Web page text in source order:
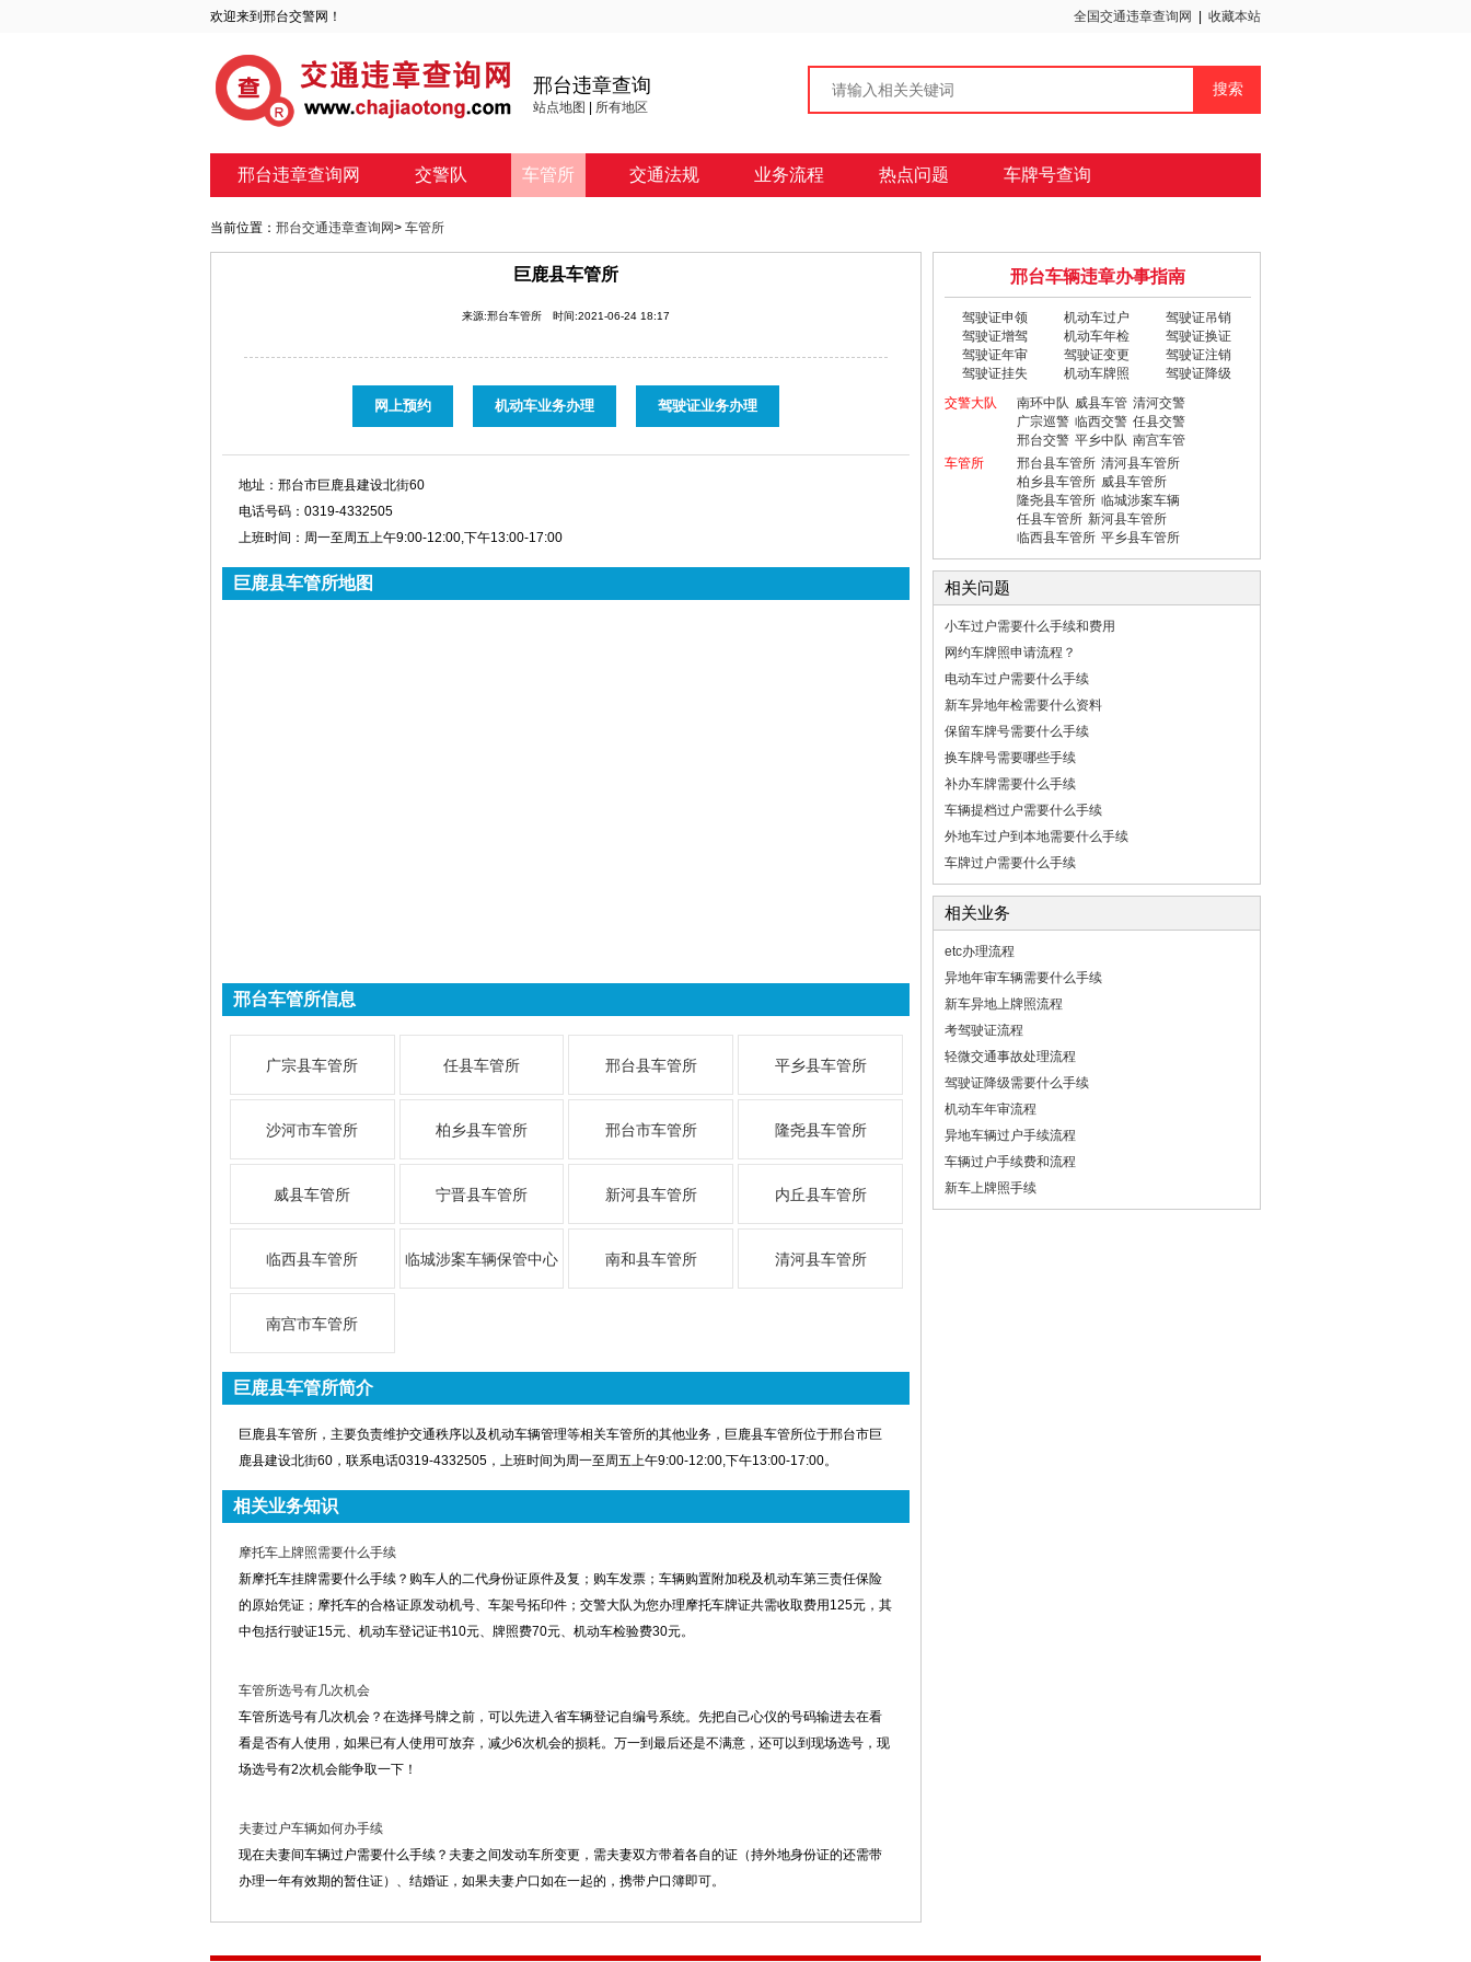
欢迎来到邢台交警网！ 全国交通违章查询网 收藏本站
邢台违章查询
站点地图 所有地区
邢台违章查询网 交警队 车管所 交通法规 业务流程 热点问题 车牌号查询
当前位置： 邢台交通违章查询网> 车管所
巨鹿县车管所
来源:邢台车管所 时间:2021-06-24 18:17
网上预约 机动车业务办理 驾驶证业务办理
地址： 邢台市巨鹿县建设北街60
电话号码： 0319-4332505
上班时间： 周一至周五上午9:00-12:00,下午13:00-17:00
巨鹿县车管所地图
邢台车管所信息
广宗县车管所 任县车管所 邢台县车管所 平乡县车管所
沙河市车管所 柏乡县车管所 邢台市车管所 隆尧县车管所
威县车管所 宁晋县车管所 新河县车管所 内丘县车管所
临西县车管所 临城涉案车辆保管中心 南和县车管所 清河县车管所
南宫市车管所
巨鹿县车管所简介
巨鹿县车管所，主要负责维护交通秩序以及机动车辆管理等相关车管所的其他业务，巨鹿县车管所位于邢台市巨
鹿县建设北街60，联系电话0319-4332505，上班时间为周一至周五上午9:00-12:00,下午13:00-17:00。
相关业务知识
摩托车上牌照需要什么手续
新摩托车挂牌需要什么手续？购车人的二代身份证原件及复；购车发票；车辆购置附加税及机动车第三责任保险
的原始凭证；摩托车的合格证原发动机号、车架号拓印件；交警大队为您办理摩托车牌证共需收取费用125元，其
中包括行驶证15元、机动车登记证书10元、牌照费70元、机动车检验费30元。
车管所选号有几次机会
车管所选号有几次机会？在选择号牌之前，可以先进入省车辆登记自编号系统。先把自己心仪的号码输进去在看
看是否有人使用，如果已有人使用可放弃，减少6次机会的损耗。万一到最后还是不满意，还可以到现场选号，现
场选号有2次机会能争取一下！
夫妻过户车辆如何办手续
现在夫妻间车辆过户需要什么手续？夫妻之间发动车所变更，需夫妻双方带着各自的证（持外地身份证的还需带
办理一年有效期的暂住证）、结婚证，如果夫妻户口如在一起的，携带户口簿即可。
邢台车辆违章办事指南
驾驶证申领 机动车过户
驾驶证吊销
驾驶证增驾
机动车年检
驾驶证换证
驾驶证年审
驾驶证变更
驾驶证注销
驾驶证挂失
机动车牌照
驾驶证降级
交警大队
南环中队 威县车管 清河交警
广宗巡警 临西交警 任县交警
邢台交警 平乡中队 南宫车管
车管所
邢台县车管所 清河县车管所
柏乡县车管所 威县车管所
隆尧县车管所 临城涉案车辆
任县车管所 新河县车管所
临西县车管所 平乡县车管所
相关问题
小车过户需要什么手续和费用
网约车牌照申请流程？
电动车过户需要什么手续
新车异地年检需要什么资料
保留车牌号需要什么手续
换车牌号需要哪些手续
补办车牌需要什么手续
车辆提档过户需要什么手续
外地车过户到本地需要什么手续
车牌过户需要什么手续
相关业务
etc办理流程
异地年审车辆需要什么手续
新车异地上牌照流程
考驾驶证流程
轻微交通事故处理流程
驾驶证降级需要什么手续
机动车年审流程
异地车辆过户手续流程
车辆过户手续费和流程
新车上牌照手续